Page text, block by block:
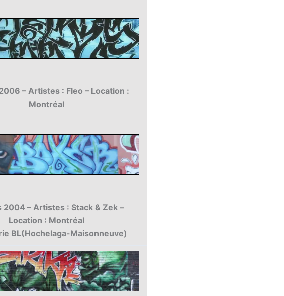
– Artistes : Fleo – Location :
Montréal
2004 – Artistes : Stack & Zek –
Location : Montréal
BL(Hochelaga-Maisonneuve)